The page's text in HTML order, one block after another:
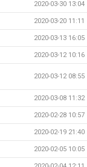
2020-03-30 13:04
2020-03-20 11:11
2020-03-13 16:05
2020-03-12 10:16
2020-03-12 08:55
2020-03-08 11:32
2020-02-28 10:57
2020-02-19 21:40
2020-02-05 10:05